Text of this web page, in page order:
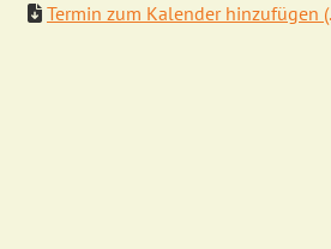
Termin zum Kalender hinzufügen